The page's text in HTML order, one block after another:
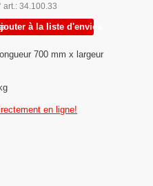
art.: 34.100.33
à la liste d'envies
Longueur 700 mm x largeur
en ligne!